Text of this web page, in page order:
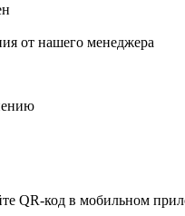
от нашего менеджера
QR-код в мобильном